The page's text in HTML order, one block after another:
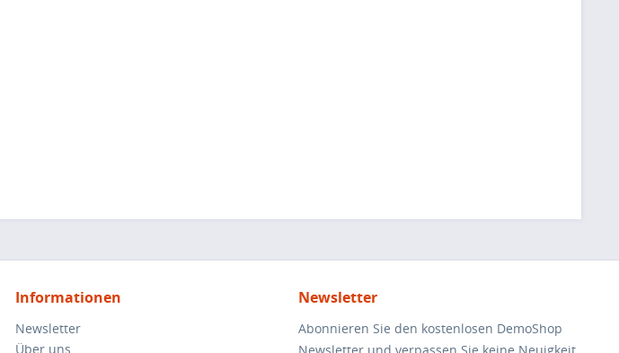
Informationen
Newsletter
Über uns
Newsletter
Abonnieren Sie den kostenlosen DemoShop